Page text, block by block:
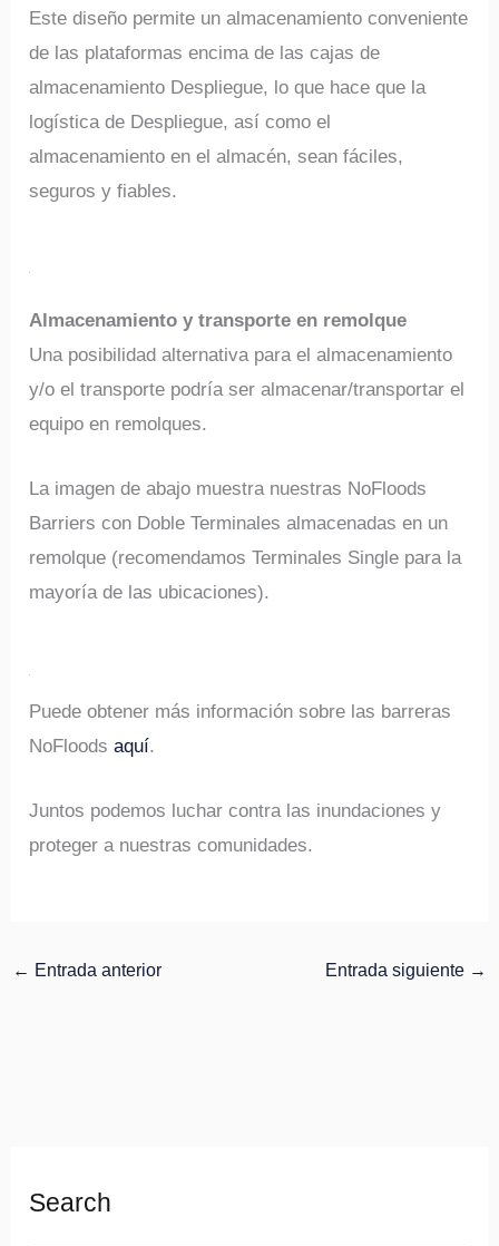
Este diseño permite un almacenamiento conveniente
de las plataformas encima de las cajas de
almacenamiento Despliegue, lo que hace que la
logística de Despliegue, así como el
almacenamiento en el almacén, sean fáciles,
seguros y fiables.
Almacenamiento y transporte en remolque
Una posibilidad alternativa para el almacenamiento
y/o el transporte podría ser almacenar/transportar el
equipo en remolques.
La imagen de abajo muestra nuestras NoFloods
Barriers con Doble Terminales almacenadas en un
remolque (recomendamos Terminales Single para la
mayoría de las ubicaciones).
Puede obtener más información sobre las barreras
NoFloodsaquí.
Juntos podemos luchar contra las inundaciones y
proteger a nuestras comunidades.
← Entrada anterior Entrada siguiente →
Search